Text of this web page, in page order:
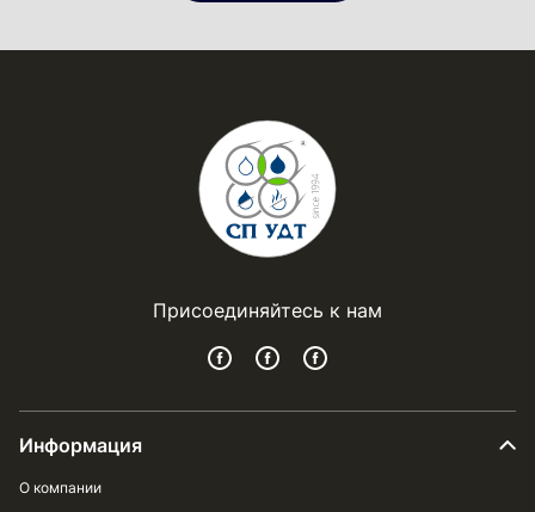
Присоединяйтесь к нам
Информация
О компании